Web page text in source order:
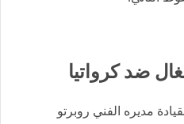
ضد كرواتيا
مديره الفني روبرتو